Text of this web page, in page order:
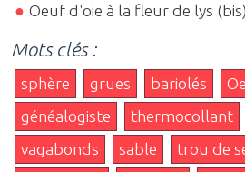
Oeuf d'oie à la fleur de lys (bis)
Mots clés :
sphère grues bariolés
généalogiste
thermocollant
vagabonds
sable
trou de